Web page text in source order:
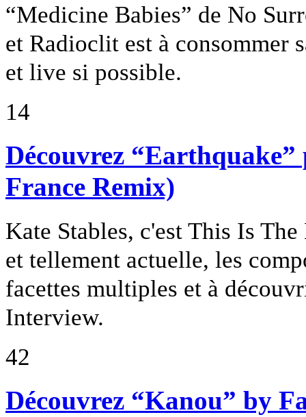
“Medicine Babies” de No
et Radioclit est à consommer
et live si possible.
14
Découvrez
France Remix)
Kate Stables, c'est This Is
et tellement actuelle, les
facettes multiples et à
Interview.
42
Découvrez “Kanou” by